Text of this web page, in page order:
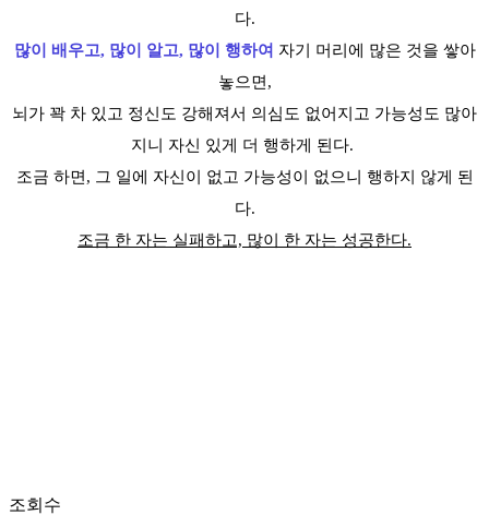
다.
많이 배우고, 많이 알고, 많이 행하여 자기 머리에 많은 것을 쌓아
놓으면,
뇌가 꽉 차 있고 정신도 강해져서 의심도 없어지고 가능성도 많아
지니 자신 있게 더 행하게 된다.
조금 하면, 그 일에 자신이 없고 가능성이 없으니 행하지 않게 된
다.
조금 한 자는 실패하고, 많이 한 자는 성공한다.
조회수